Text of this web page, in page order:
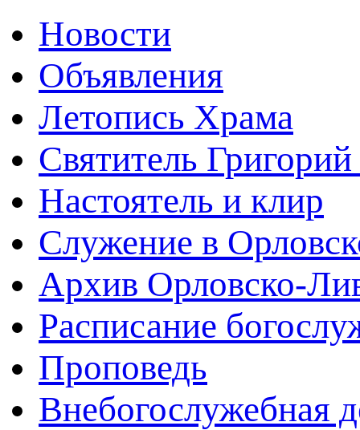
Новости
Объявления
Летопись Храма
Святитель
Настоятель и клир
Служение в
Архив Орловско-
Расписание
Проповедь
Внебогослужебная